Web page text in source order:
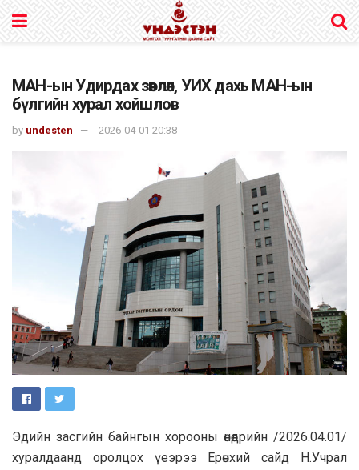
МАН-ын Удирдах зөвлөл, УИХ дахь МАН-ын
бүлгийн хурал хойшлов
by undesten 2026-04-01 20:38
Эдийн засгийн байнгын хорооны өнөөдрийн /2026.04.01/
хуралдаанд оролцох үеэрээ Ерөнхий сайд Н.Учрал